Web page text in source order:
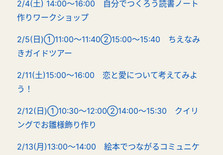
2/4(土) 14:00～16:00 自分でつくろう読書ノート
作りワークショップ
2/5(日)①11:00～11:40②15:00～15:40 ちえなみ
きガイドツアー
2/11(土)15:00～16:00 恋と愛について考えてみよ
う！
2/12(日)①10:30～12:00②14:00～15:30 クイリ
ングでお雛様飾り作り
2/13(月)13:00～14:00 絵本でつながるコミュニケ